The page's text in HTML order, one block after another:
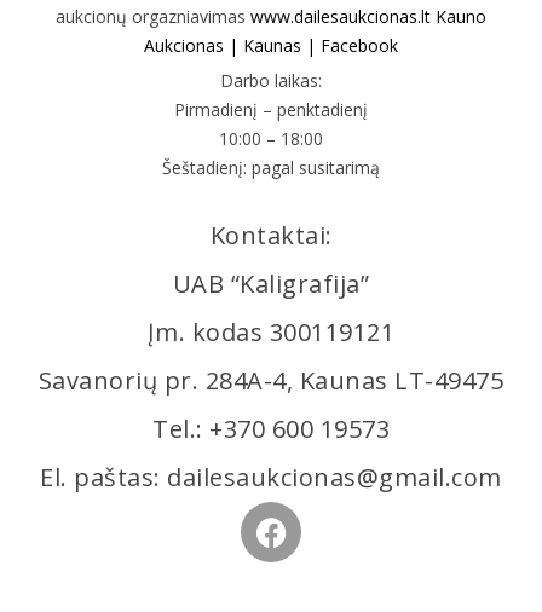
aukcionų orgazniavimas www.dailesaukcionas.lt Kauno
Aukcionas | Kaunas | Facebook
Darbo laikas:
Pirmadienį – penktadienį
10:00 – 18:00
Šeštadienį: pagal susitarimą
Kontaktai:
UAB “Kaligrafija”
Įm. kodas 300119121
Savanorių pr. 284A-4, Kaunas LT-49475
Tel.: +370 600 19573
El. paštas: dailesaukcionas@gmail.com